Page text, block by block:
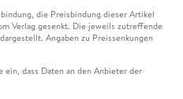
die Preisbindung dieser Artikel
Verlag gesenkt. Die jeweils zutreffende
Angaben zu Preissenkungen
dass Daten an den Anbieter der